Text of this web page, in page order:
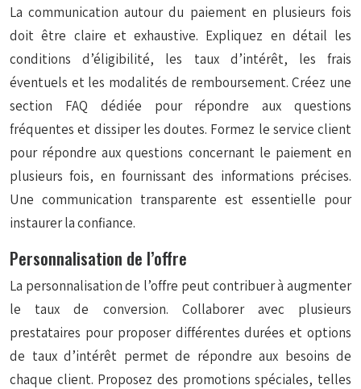
La communication autour du paiement en plusieurs fois
doit être claire et exhaustive. Expliquez en détail les
conditions d’éligibilité, les taux d’intérêt, les frais
éventuels et les modalités de remboursement. Créez une
section FAQ dédiée pour répondre aux questions
fréquentes et dissiper les doutes. Formez le service client
pour répondre aux questions concernant le paiement en
plusieurs fois, en fournissant des informations précises.
Une communication transparente est essentielle pour
instaurer la confiance.
Personnalisation de l’offre
La personnalisation de l’offre peut contribuer à augmenter
le taux de conversion. Collaborer avec plusieurs
prestataires pour proposer différentes durées et options
de taux d’intérêt permet de répondre aux besoins de
chaque client. Proposez des promotions spéciales, telles